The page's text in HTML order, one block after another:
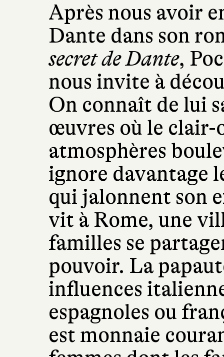
Après nous avoir
Dante dans son
secret de Dante,
nous invite à
On connaît de lui
œuvres où le clair-
atmosphères
ignore davantage
qui jalonnent son
vit à Rome, une
familles se
pouvoir. La
influences
espagnoles ou
est monnaie